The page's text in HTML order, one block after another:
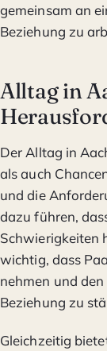
gemeinsam an
Beziehung zu
Alltag in
Der Alltag in
als auch
und die
dazu führen,
Schwierigkeiten
wichtig, dass
nehmen und
Beziehung zu
Gleichzeitig